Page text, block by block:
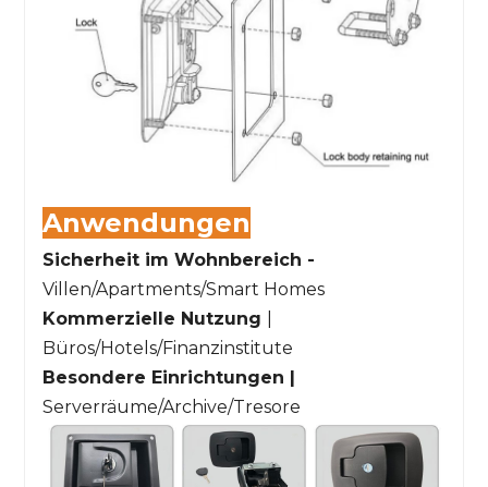
Anwendungen
Sicherheit im Wohnbereich -
Villen/Apartments/Smart Homes
Kommerzielle Nutzung
Büros/Hotels/Finanzinstitute
Besondere Einrichtungen |
Serverräume/Archive/Tresore